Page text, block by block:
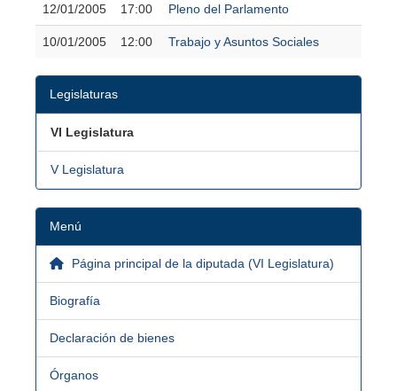
12/01/2005 17:00 Pleno del Parlamento
10/01/2005 12:00 Trabajo y Asuntos Sociales
Legislaturas
VI Legislatura
V Legislatura
Menú
Página principal de la diputada (VI Legislatura)
Biografía
Declaración de bienes
Órganos